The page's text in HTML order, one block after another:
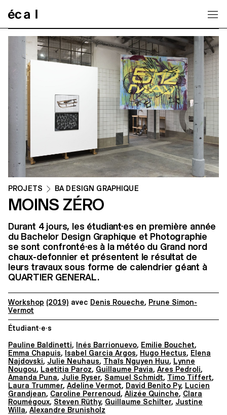
PROJETS BA DESIGN GRAPHIQUE
MOINS ZÉRO
Durant 4 jours, les étudiant·es en première année
du Bachelor Design Graphique et Photographie
se sont confronté·es à la météo du Grand nord
chaux-defonnier et présentent le résultat de
leurs travaux sous forme de calendrier géant à
QUARTIER GENERAL.
Workshop (2019) avec Denis Roueche, Prune Simon-
Vermot
Étudiant·e·s
Pauline Baldinetti, Inés Barrionuevo, Emilie Bouchet,
Emma Chapuis, Isabel Garcia Argos, Hugo Hectus, Elena
Najdovski, Julie Neuhaus, Thaïs Nguyen Huu, Lynne
Nougou, Laetitia Paroz, Guillaume Pavia, Ares Pedroli,
Amanda Puna, Julie Ryser, Samuel Schmidt, Timo Tiffert,
Laura Trummer, Adeline Vermot, David Benito Py, Lucien
Grandjean, Caroline Perrenoud, Alizée Quinche, Clara
Roumégoux, Steven Rüthy, Guillaume Schilter, Justine
Willa, Alexandre Brunisholz